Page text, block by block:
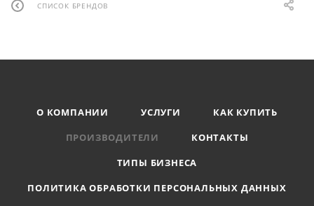
СПИСОК БРЕНДОВ
О КОМПАНИИ УСЛУГИ
КАК КУПИТЬ
ПРОИЗВОДИТЕЛИ
КОНТАКТЫ
ТИПЫ БИЗНЕСА
ПОЛИТИКА ОБРАБОТКИ ПЕРСОНАЛЬНЫХ ДАННЫХ